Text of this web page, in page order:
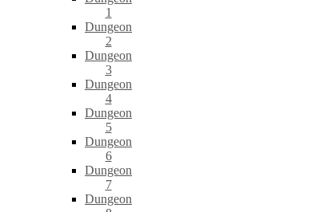
1
Dungeon
2
Dungeon
3
Dungeon
4
Dungeon
5
Dungeon
6
Dungeon
7
Dungeon